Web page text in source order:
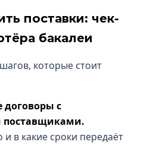
поставки: чек-
бакалеи
которые стоит
договоры с
поставщиками.
и в какие сроки передаёт